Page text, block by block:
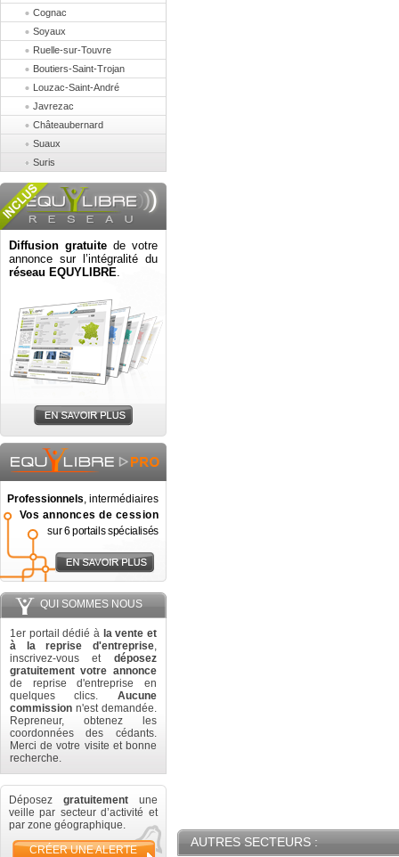
Cognac
Soyaux
Ruelle-sur-Touvre
Boutiers-Saint-Trojan
Louzac-Saint-André
Javrezac
Châteaubernard
Suaux
Suris
Diffusion gratuite de votre
annonce sur l’intégralité du
réseau EQUYLIBRE.
Professionnels, intermédiaires
Vos annonces de cession
sur 6 portails spécialisés
QUI SOMMES NOUS
1er portail dédié à la vente et
à la reprise d'entreprise,
inscrivez-vous et déposez
gratuitement votre annonce
de reprise d'entreprise en
quelques clics. Aucune
commission n'est demandée.
Repreneur, obtenez les
coordonnées des cédants.
Merci de votre visite et bonne
recherche.
Déposez gratuitement une
veille par secteur d’activité et
par zone géographique.
CRÉER UNE ALERTE
AUTRES SECTEURS :